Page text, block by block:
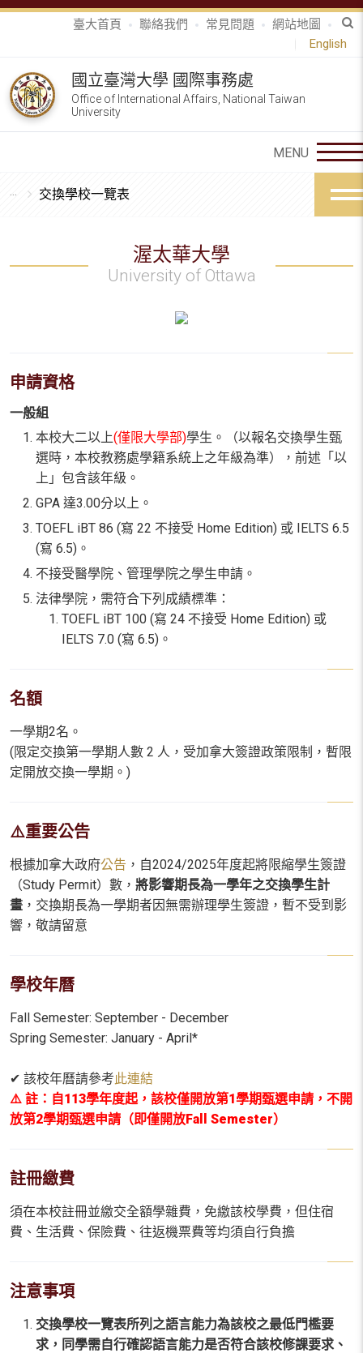
臺大首頁 聯絡我們 常見問題
網站地圖
English
國立臺灣大學 國際事務處
Office of International Affairs, National Taiwan
University
交換學校一覽表
渥太華大學
University of Ottawa
申請資格
一般組
本校大二以上(僅限大學部)學生。（以報名交換學生甄
選時，本校教務處學籍系統上之年級為準），前述「以
上」包含該年級。
GPA 達3.00分以上。
TOEFL iBT 86 (寫 22 不接受 Home Edition) 或 IELTS 6.5
(寫 6.5)。
不接受醫學院、管理學院之學生申請。
法律學院，需符合下列成績標準：
TOEFL iBT 100 (寫 24 不接受 Home Edition) 或
IELTS 7.0 (寫 6.5)。
名額
一學期2名。
(限定交換第一學期人數 2 人，受加拿大簽證政策限制，暫限
定開放交換一學期。)
⚠️重要公告
根據加拿大政府公告 ，自2024/2025年度起將限縮學生簽證
（Study Permit）數， 將影響期長為一學年之交換學生計
畫 ，交換期長為一學期者因無需辦理學生簽證，暫不受到影
響，敬請留意
學校年曆
Fall Semester: September - December
Spring Semester: January - April*
✔ 該校年曆請參考此連結
⚠️ 註：自113學年度起，該校僅開放第1學期甄選申請，不開
放第2學期甄選申請（即僅開放Fall Semester）
註冊繳費
須在本校註冊並繳交全額學雜費，免繳該校學費，但住宿
費、生活費、保險費、往返機票費等均須自行負擔
注意事項
交換學校一覽表所列之語言能力為該校之最低門檻要
求，同學需自行確認語言能力是否符合該校修課要求、